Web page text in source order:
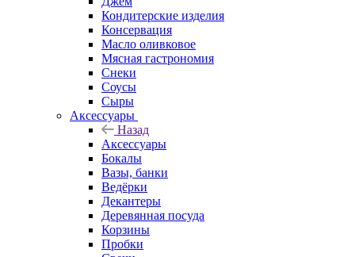
Кондитерские изделия
Консервация
Масло оливковое
Мясная гастрономия
Снеки
Соусы
Сыры
Аксессуары
Назад
Аксессуары
Бокалы
Вазы, банки
Ведёрки
Декантеры
Деревянная посуда
Корзины
Пробки